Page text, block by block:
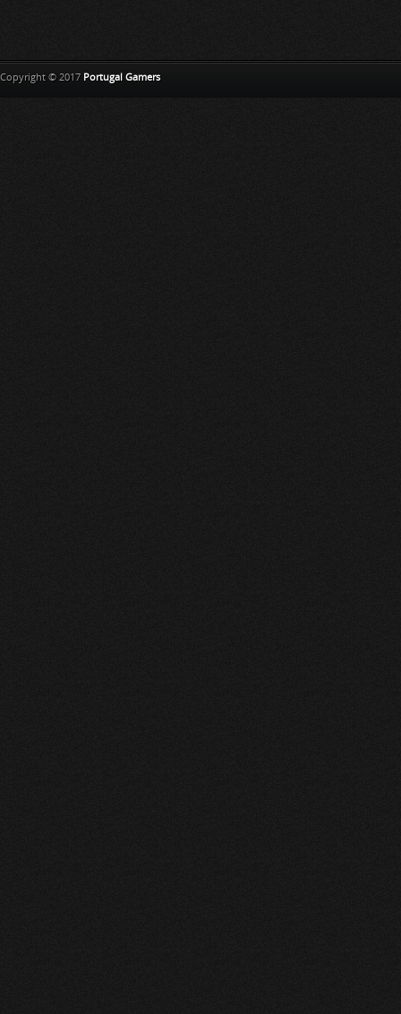
Copyright © 2017 Portugal Gamers